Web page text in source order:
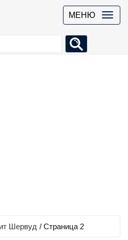
МЕНЮ
Шервуд / Страница 2